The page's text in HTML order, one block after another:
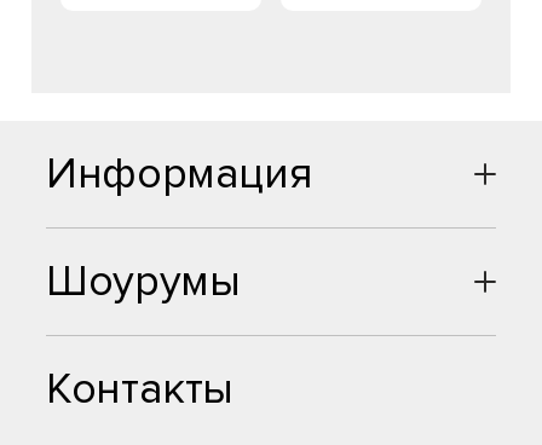
Шоурумы
Контакты
Информация